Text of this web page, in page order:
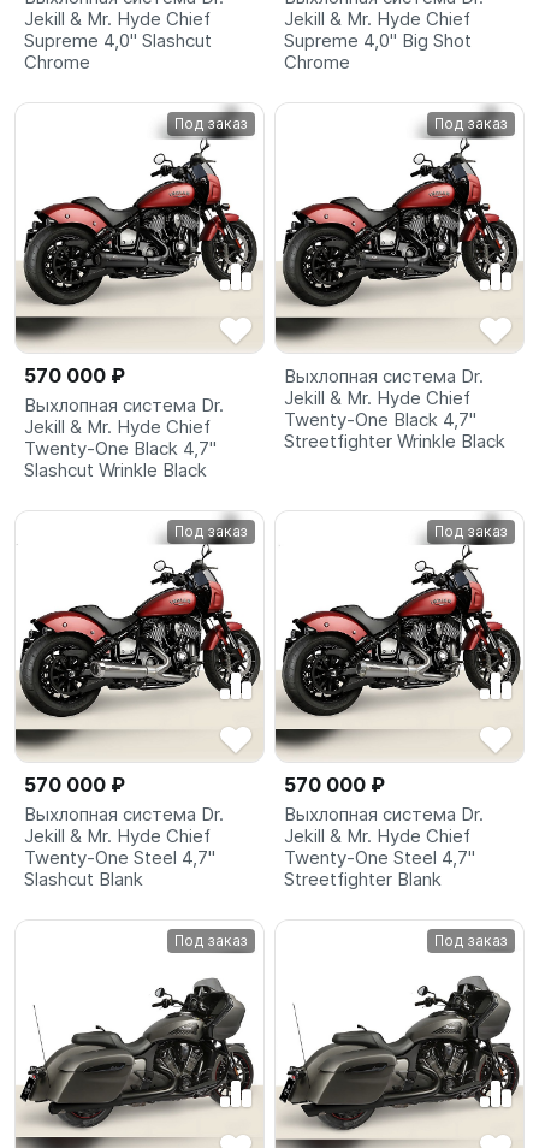
Jekill & Mr. Hyde Chief
Supreme 4,0" Slashcut
Chrome
Jekill & Mr. Hyde Chief
Supreme 4,0" Big Shot
Chrome
Под заказ
570 000 ₽
Выхлопная система Dr.
Jekill & Mr. Hyde Chief
Twenty-One Black 4,7"
Slashcut Wrinkle Black
Под заказ
Выхлопная система Dr.
Jekill & Mr. Hyde Chief
Twenty-One Black 4,7"
Streetfighter Wrinkle Black
Под заказ
570 000 ₽
Выхлопная система Dr.
Jekill & Mr. Hyde Chief
Twenty-One Steel 4,7"
Slashcut Blank
Под заказ
570 000 ₽
Выхлопная система Dr.
Jekill & Mr. Hyde Chief
Twenty-One Steel 4,7"
Streetfighter Blank
Под заказ Под заказ